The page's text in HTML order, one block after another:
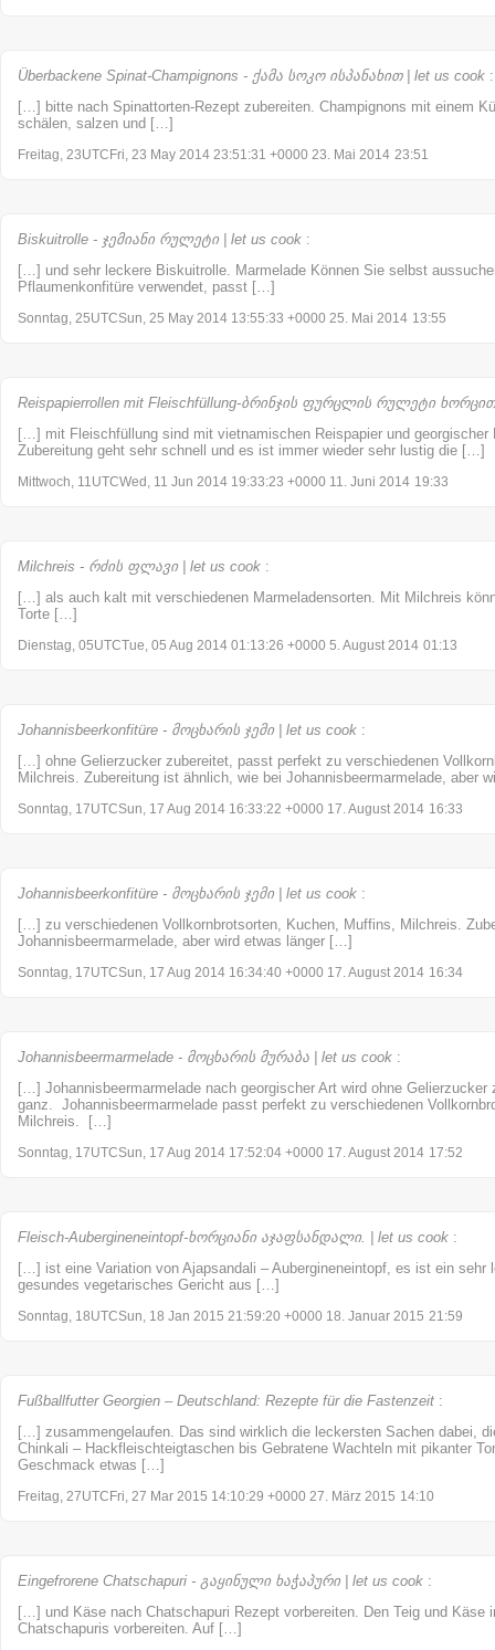
Überbackene Spinat-Champignons - ქამა სოკო ისპანახით | let us cook :
[…] bitte nach Spinattorten-Rezept zubereiten. Champignons mit einem
schälen, salzen und […]
Freitag, 23UTCFri, 23 May 2014 23:51:31 +0000 23. Mai 2014 23:51
Biskuitrolle - ჯემიანი რულეტი | let us cook :
[…] und sehr leckere Biskuitrolle. Marmelade Können Sie selbst
Pflaumenkonfitüre verwendet, passt […]
Sonntag, 25UTCSun, 25 May 2014 13:55:33 +0000 25. Mai 2014 13:55
Reispapierrollen mit Fleischfüllung-ბრინჯის ფურცლის რულეტი
[…] mit Fleischfüllung sind mit vietnamischen Reispapier und georgischer
Zubereitung geht sehr schnell und es ist immer wieder sehr lustig die […]
Mittwoch, 11UTCWed, 11 Jun 2014 19:33:23 +0000 11. Juni 2014 19:33
Milchreis - რძის ფლავი | let us cook :
[…] als auch kalt mit verschiedenen Marmeladensorten. Mit Milchreis
Torte […]
Dienstag, 05UTCTue, 05 Aug 2014 01:13:26 +0000 5. August 2014 01:13
Johannisbeerkonfitüre - მოცხარის ჯემი | let us cook :
[…] ohne Gelierzucker zubereitet, passt perfekt zu verschiedenen
Milchreis. Zubereitung ist ähnlich, wie bei Johannisbeermarmelade, aber
Sonntag, 17UTCSun, 17 Aug 2014 16:33:22 +0000 17. August 2014 16:33
Johannisbeerkonfitüre - მოცხარის ჯემი | let us cook :
[…] zu verschiedenen Vollkornbrotsorten, Kuchen, Muffins, Milchreis.
Johannisbeermarmelade, aber wird etwas länger […]
Sonntag, 17UTCSun, 17 Aug 2014 16:34:40 +0000 17. August 2014 16:34
Johannisbeermarmelade - მოცხარის მურაბა | let us cook :
[…] Johannisbeermarmelade nach georgischer Art wird ohne Gelierzucker
ganz. Johannisbeermarmelade passt perfekt zu verschiedenen
Milchreis. […]
Sonntag, 17UTCSun, 17 Aug 2014 17:52:04 +0000 17. August 2014 17:52
Fleisch-Aubergineneintopf-ხორციანი აჯაფსანდალი. | let us cook :
[…] ist eine Variation von Ajapsandali – Aubergineneintopf, es ist ein sehr
gesundes vegetarisches Gericht aus […]
Sonntag, 18UTCSun, 18 Jan 2015 21:59:20 +0000 18. Januar 2015 21:59
Fußballfutter Georgien – Deutschland: Rezepte für die Fastenzeit :
[…] zusammengelaufen. Das sind wirklich die leckersten Sachen dabei,
Chinkali – Hackfleischteigtaschen bis Gebratene Wachteln mit pikanter
Geschmack etwas […]
Freitag, 27UTCFri, 27 Mar 2015 14:10:29 +0000 27. März 2015 14:10
Eingefrorene Chatschapuri - გაყინული ხაჭაპური | let us cook :
[…] und Käse nach Chatschapuri Rezept vorbereiten. Den Teig und Käse
Chatschapuris vorbereiten. Auf […]